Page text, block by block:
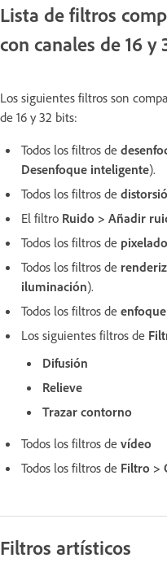
Lista de filtros
con canales de 16 y
Los siguientes filtros son
de 16 y 32 bits:
Todos los filtros de
Desenfoque inteligente).
Todos los filtros de
El filtro Ruido > Añadir
Todos los filtros de pixelado
Todos los filtros de
iluminación).
Todos los filtros de enfoque
Los siguientes filtros de
Difusión
Relieve
Trazar contorno
Todos los filtros de vídeo
Todos los filtros de Filtro >
Filtros artísticos